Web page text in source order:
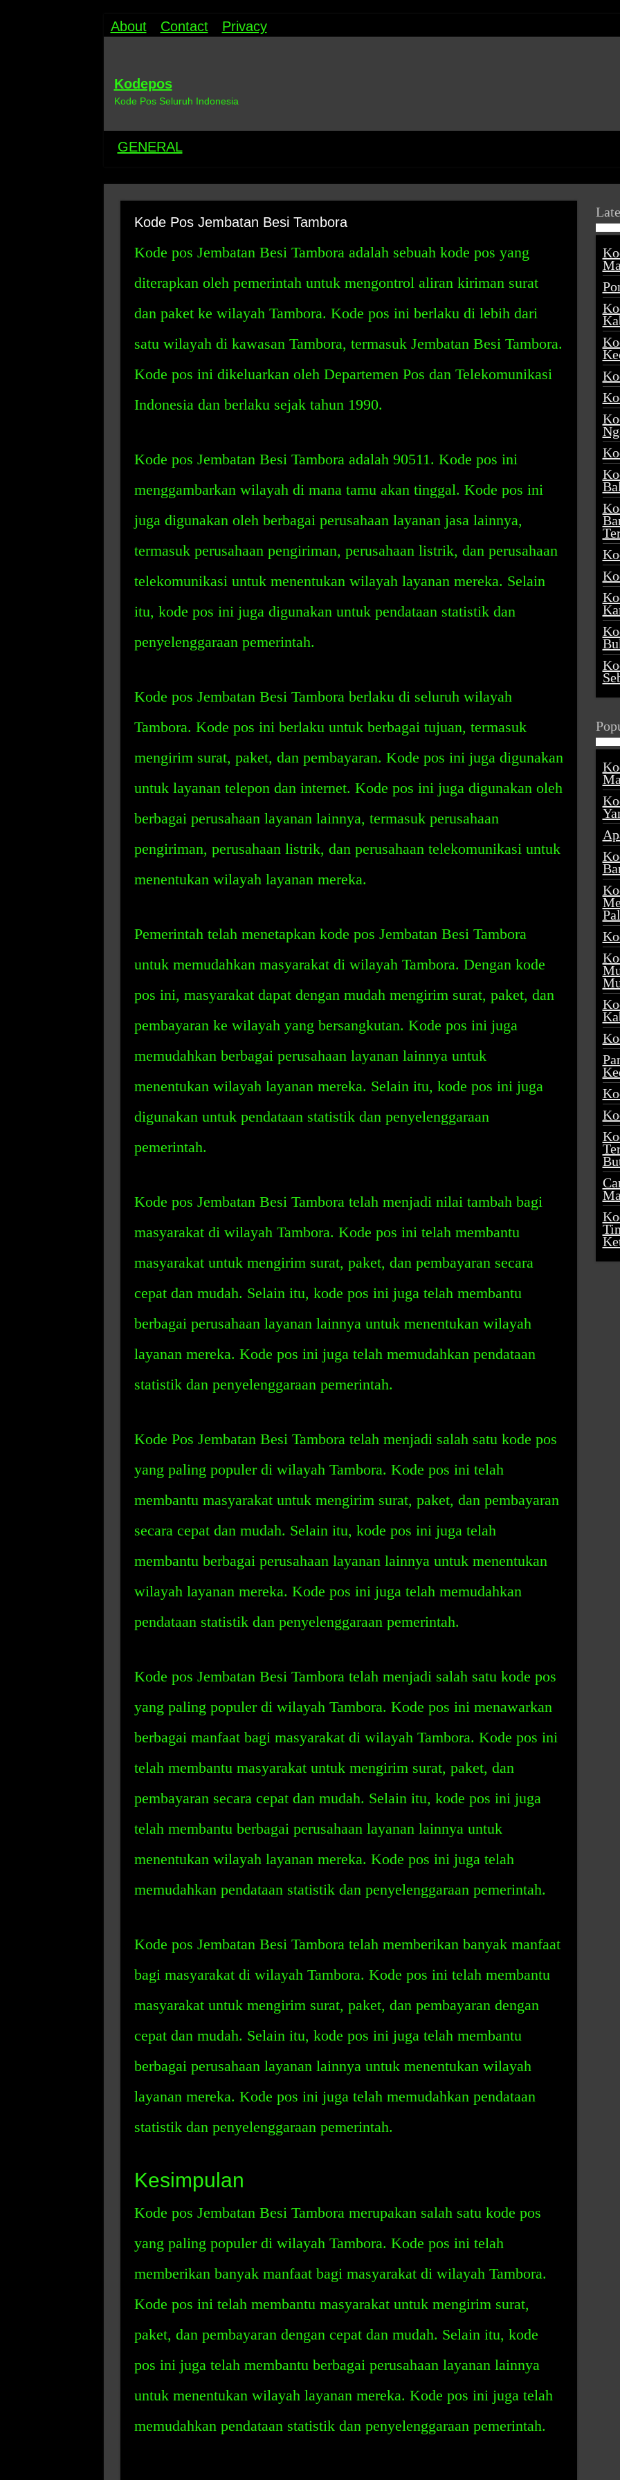
About Contact Privacy
Kodepos
Kode Pos Seluruh Indonesia
GENERAL
Kode Pos Jembatan Besi Tambora
Kode pos Jembatan Besi Tambora adalah sebuah kode pos yang
diterapkan oleh pemerintah untuk mengontrol aliran kiriman surat
dan paket ke wilayah Tambora. Kode pos ini berlaku di lebih dari
satu wilayah di kawasan Tambora, termasuk Jembatan Besi Tambora.
Kode pos ini dikeluarkan oleh Departemen Pos dan Telekomunikasi
Indonesia dan berlaku sejak tahun 1990.
Kode pos Jembatan Besi Tambora adalah 90511. Kode pos ini
menggambarkan wilayah di mana tamu akan tinggal. Kode pos ini
juga digunakan oleh berbagai perusahaan layanan jasa lainnya,
termasuk perusahaan pengiriman, perusahaan listrik, dan perusahaan
telekomunikasi untuk menentukan wilayah layanan mereka. Selain
itu, kode pos ini juga digunakan untuk pendataan statistik dan
penyelenggaraan pemerintah.
Kode pos Jembatan Besi Tambora berlaku di seluruh wilayah
Tambora. Kode pos ini berlaku untuk berbagai tujuan, termasuk
mengirim surat, paket, dan pembayaran. Kode pos ini juga digunakan
untuk layanan telepon dan internet. Kode pos ini juga digunakan oleh
berbagai perusahaan layanan lainnya, termasuk perusahaan
pengiriman, perusahaan listrik, dan perusahaan telekomunikasi untuk
menentukan wilayah layanan mereka.
Pemerintah telah menetapkan kode pos Jembatan Besi Tambora
untuk memudahkan masyarakat di wilayah Tambora. Dengan kode
pos ini, masyarakat dapat dengan mudah mengirim surat, paket, dan
pembayaran ke wilayah yang bersangkutan. Kode pos ini juga
memudahkan berbagai perusahaan layanan lainnya untuk
menentukan wilayah layanan mereka. Selain itu, kode pos ini juga
digunakan untuk pendataan statistik dan penyelenggaraan
pemerintah.
Kode pos Jembatan Besi Tambora telah menjadi nilai tambah bagi
masyarakat di wilayah Tambora. Kode pos ini telah membantu
masyarakat untuk mengirim surat, paket, dan pembayaran secara
cepat dan mudah. Selain itu, kode pos ini juga telah membantu
berbagai perusahaan layanan lainnya untuk menentukan wilayah
layanan mereka. Kode pos ini juga telah memudahkan pendataan
statistik dan penyelenggaraan pemerintah.
Kode Pos Jembatan Besi Tambora telah menjadi salah satu kode pos
yang paling populer di wilayah Tambora. Kode pos ini telah
membantu masyarakat untuk mengirim surat, paket, dan pembayaran
secara cepat dan mudah. Selain itu, kode pos ini juga telah
membantu berbagai perusahaan layanan lainnya untuk menentukan
wilayah layanan mereka. Kode pos ini juga telah memudahkan
pendataan statistik dan penyelenggaraan pemerintah.
Kode pos Jembatan Besi Tambora telah menjadi salah satu kode pos
yang paling populer di wilayah Tambora. Kode pos ini menawarkan
berbagai manfaat bagi masyarakat di wilayah Tambora. Kode pos ini
telah membantu masyarakat untuk mengirim surat, paket, dan
pembayaran secara cepat dan mudah. Selain itu, kode pos ini juga
telah membantu berbagai perusahaan layanan lainnya untuk
menentukan wilayah layanan mereka. Kode pos ini juga telah
memudahkan pendataan statistik dan penyelenggaraan pemerintah.
Kode pos Jembatan Besi Tambora telah memberikan banyak manfaat
bagi masyarakat di wilayah Tambora. Kode pos ini telah membantu
masyarakat untuk mengirim surat, paket, dan pembayaran dengan
cepat dan mudah. Selain itu, kode pos ini juga telah membantu
berbagai perusahaan layanan lainnya untuk menentukan wilayah
layanan mereka. Kode pos ini juga telah memudahkan pendataan
statistik dan penyelenggaraan pemerintah.
Kesimpulan
Kode pos Jembatan Besi Tambora merupakan salah satu kode pos
yang paling populer di wilayah Tambora. Kode pos ini telah
memberikan banyak manfaat bagi masyarakat di wilayah Tambora.
Kode pos ini telah membantu masyarakat untuk mengirim surat,
paket, dan pembayaran dengan cepat dan mudah. Selain itu, kode
pos ini juga telah membantu berbagai perusahaan layanan lainnya
untuk menentukan wilayah layanan mereka. Kode pos ini juga telah
memudahkan pendataan statistik dan penyelenggaraan pemerintah.